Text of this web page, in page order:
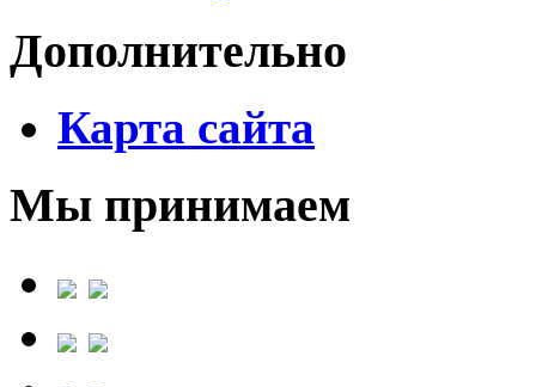
Дополнительно
Карта сайта
Мы принимаем